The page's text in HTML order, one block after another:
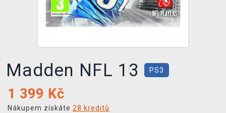
VÝKUP HER (BAZAR)
Madden NFL 13 PS3
1 399 Kč
Nákupem získáte 28 kreditů